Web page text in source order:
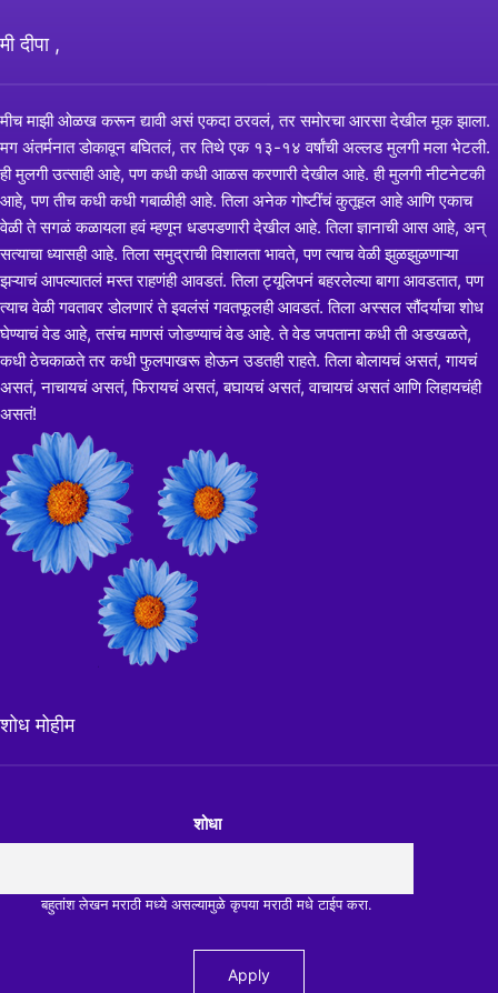
मी दीपा ,
मीच माझी ओळख करून द्यावी असं एकदा ठरवलं, तर समोरचा आरसा देखील मूक झाला.
मग अंतर्मनात डोकावून बघितलं, तर तिथे एक १३-१४ वर्षांची अल्लड मुलगी मला भेटली.
ही मुलगी उत्साही आहे, पण कधी कधी आळस करणारी देखील आहे. ही मुलगी नीटनेटकी
आहे, पण तीच कधी कधी गबाळीही आहे. तिला अनेक गोष्टींचं कुतूहल आहे आणि एकाच
वेळी ते सगळं कळायला हवं म्हणून धडपडणारी देखील आहे. तिला ज्ञानाची आस आहे, अन्
सत्याचा ध्यासही आहे. तिला समुद्राची विशालता भावते, पण त्याच वेळी झुळझुळणाऱ्या
झऱ्याचं आपल्यातलं मस्त राहणंही आवडतं. तिला ट्यूलिपनं बहरलेल्या बागा आवडतात, पण
त्याच वेळी गवतावर डोलणारं ते इवलंसं गवतफूलही आवडतं. तिला अस्सल सौंदर्याचा शोध
घेण्याचं वेड आहे, तसंच माणसं जोडण्याचं वेड आहे. ते वेड जपताना कधी ती अडखळते,
कधी ठेचकाळते तर कधी फुलपाखरू होऊन उडतही राहते. तिला बोलायचं असतं, गायचं
असतं, नाचायचं असतं, फिरायचं असतं, बघायचं असतं, वाचायचं असतं आणि लिहायचंही
असतं!
शोध मोहीम
शोधा
बहुतांश लेखन मराठी मध्ये असल्यामुळे कृपया मराठी मधे टाईप करा.